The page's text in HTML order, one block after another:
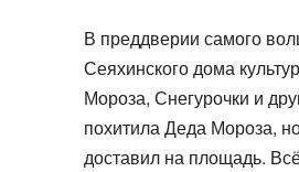
В преддверии самого
Сеяхинского дома
Мороза, Снегурочки и
похитила Деда Мороза,
доставил на площадь.